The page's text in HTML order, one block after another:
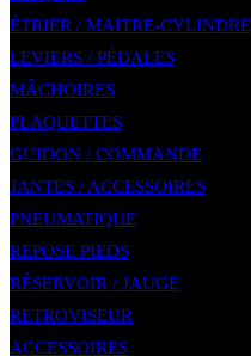
ÉTRIER / MAITRE-CYLINDRE
LEVIERS / PÉDALES
MÂCHOIRES
PLAQUETTES
GUIDON / COMMANDE
JANTES / ACCESSOIRES
PNEUMATIQUE
REPOSE PIEDS
RÉSERVOIR / JAUGE
RETROVISEUR
ACCESSOIRES